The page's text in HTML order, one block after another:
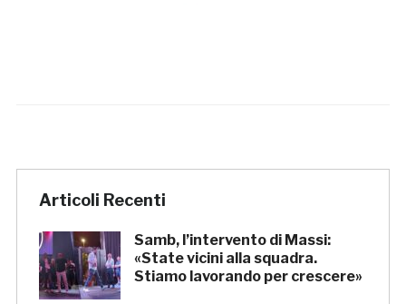
Articoli Recenti
Samb, l’intervento di Massi:
«State vicini alla squadra.
Stiamo lavorando per crescere»